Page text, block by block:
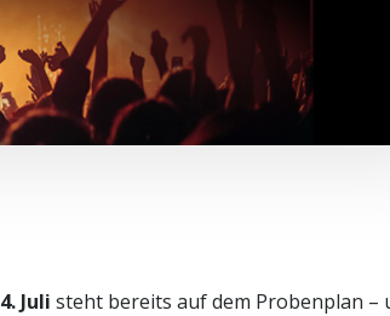
4. Juli steht bereits auf dem Probenplan –